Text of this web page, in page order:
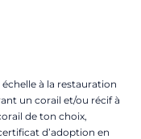
à la restauration
un corail et/ou récif à
de ton choix,
d’adoption en